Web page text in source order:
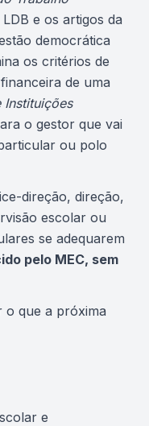
e os artigos da
democrática
os critérios de
de uma
o gestor que vai
ou polo
direção, direção,
escolar ou
se adequarem
pelo MEC, sem
o que a próxima
e